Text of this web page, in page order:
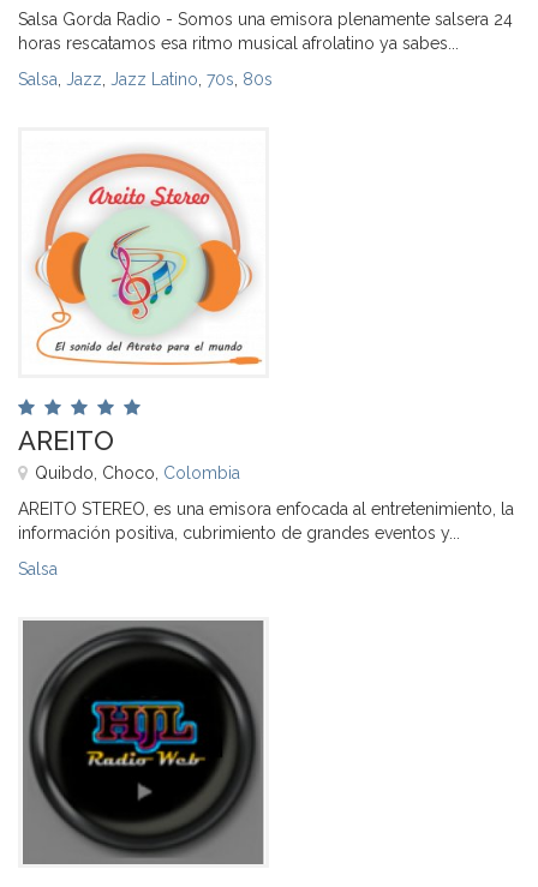
Salsa Gorda Radio - Somos una emisora plenamente salsera 24
horas rescatamos esa ritmo musical afrolatino ya sabes...
Salsa Jazz Jazz Latino 70s 80s
AREITO
Quibdo, Choco, Colombia
AREITO STEREO, es una emisora enfocada al entretenimiento, la
información positiva, cubrimiento de grandes eventos y...
Salsa